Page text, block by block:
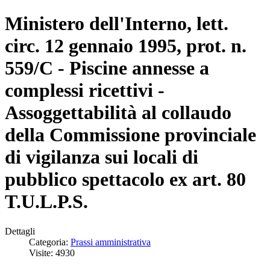
Ministero dell'Interno, lett.
circ. 12 gennaio 1995, prot. n.
559/C - Piscine annesse a
complessi ricettivi -
Assoggettabilità al collaudo
della Commissione provinciale
di vigilanza sui locali di
pubblico spettacolo ex art. 80
T.U.L.P.S.
Dettagli
Categoria: Prassi amministrativa
Visite: 4930